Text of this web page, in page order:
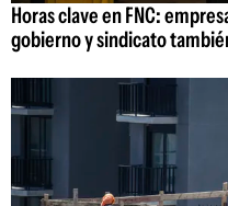
Horas clave en FNC:
gobierno y sindicato